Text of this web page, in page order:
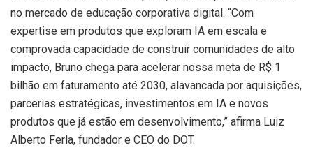
no mercado de educação corporativa digital. “Com
expertise em produtos que exploram IA em escala e
comprovada capacidade de construir comunidades de alto
impacto, Bruno chega para acelerar nossa meta de R$ 1
bilhão em faturamento até 2030, alavancada por aquisições,
parcerias estratégicas, investimentos em IA e novos
produtos que já estão em desenvolvimento,” afirma Luiz
Alberto Ferla, fundador e CEO do DOT.